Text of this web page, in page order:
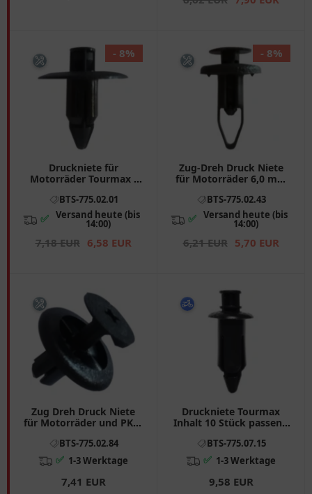
Druckniete für
Motorräder Tourmax -
BTS-775.02.01
✅ Versand heute (bis
14:00)
7,18 EUR 6,58 EUR
- 8%
Zug-Dreh Druck Niete
für Motorräder 6,0 mm
BTS-775.02.43
✅ Versand heute (bis
14:00)
6,21 EUR 5,70 EUR
- 8%
Zug Dreh Druck Niete
für Motorräder und PKW
BTS-775.02.84
✅ 1-3 Werktage
7,41 EUR
Druckniete Tourmax
Inhalt 10 Stück passend
- 6N, KLE
BTS-775.07.15
✅ 1-3 Werktage
9,58 EUR